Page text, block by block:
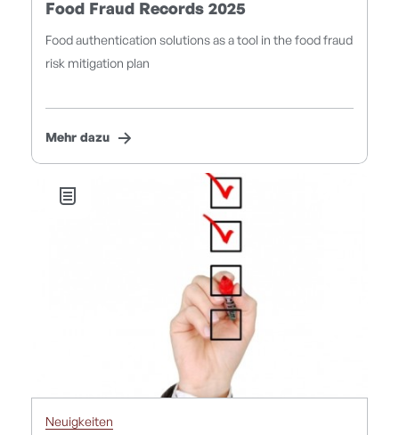
Food Fraud Records 2025
Food authentication solutions as a tool in the food fraud
risk mitigation plan
Mehr dazu
Neuigkeiten